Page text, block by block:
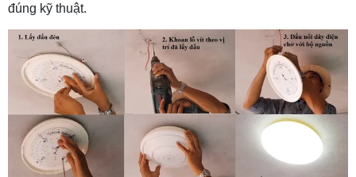
đúng kỹ thuật.